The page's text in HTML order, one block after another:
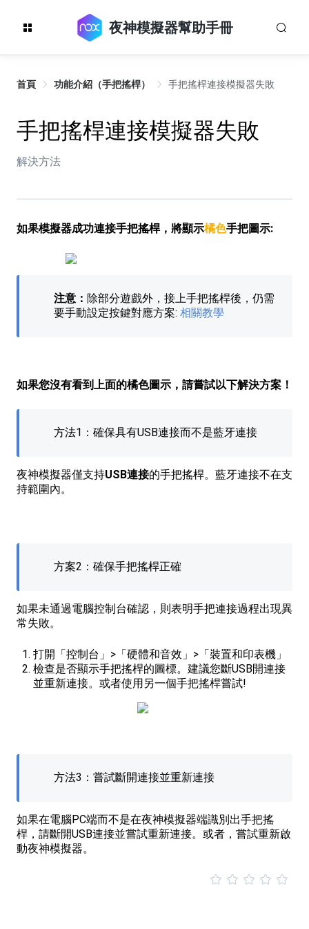
夜神模擬器幫助手冊
首頁 功能介紹（手把搖桿） 手把搖桿連接模擬器失敗
手把搖桿連接模擬器失敗
解決方法
如果模擬器成功連接手把搖桿，將顯示橘色手把圖示:
注意： 除部分遊戲外，接上手把搖桿後，仍需
要手動設定按鍵對應方案: 相關教學
如果您沒有看到上面的橘色圖示，請嘗試以下解決方案！
方法1：確保具有USB連接而不是藍牙連接
夜神模擬器僅支持USB連接的手把搖桿。藍牙連接不在支
持範圍內。
方案2：確保手把搖桿正確
如果未通過電腦控制台確認，則表明手把連接過程出現異
常失敗。
打開「控制台」>「硬體和音效」>「裝置和印表機」
檢查是否顯示手把搖桿的圖標。建議您斷USB開連接
並重新連接。或者使用另一個手把搖桿嘗試!
方法3：嘗試斷開連接並重新連接
如果在電腦PC端而不是在夜神模擬器端識別出手把搖
桿，請斷開USB連接並嘗試重新連接。或者，嘗試重新啟
動夜神模擬器。